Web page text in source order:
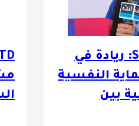
Safe Egypt: ريادة في
النفسية
بين